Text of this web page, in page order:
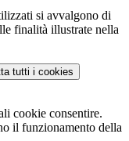
si avvalgono di
finalità illustrate nella
tutti i cookies
cookie consentire.
il funzionamento della